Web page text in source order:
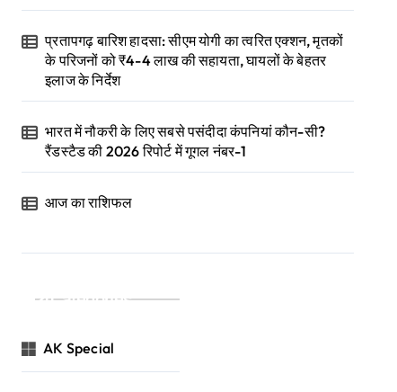
प्रतापगढ़ बारिश हादसा: सीएम योगी का त्वरित एक्शन, मृतकों
के परिजनों को ₹4-4 लाख की सहायता, घायलों के बेहतर
इलाज के निर्देश
भारत में नौकरी के लिए सबसे पसंदीदा कंपनियां कौन-सी?
रैंडस्टैड की 2026 रिपोर्ट में गूगल नंबर-1
आज का राशिफल
Categories
AK Special